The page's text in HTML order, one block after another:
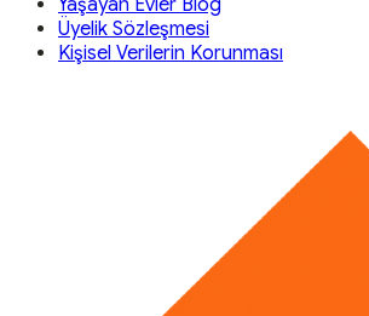
Yaşayan Evler Blog
Üyelik Sözleşmesi
Kişisel Verilerin Korunması